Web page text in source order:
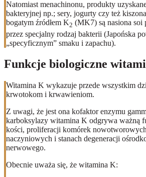
Natomiast menachinonu, produkty
bakteryjnej np.; sery, jogurty czy też
bogatym źródłem K2 (MK7) są nasiona soi
przez specjalny rodzaj bakterii (Japońska
„specyficznym” smaku i zapachu).
Funkcje biologiczne
Witamina K wykazuje przede wszystkim
krwotokom i krwawieniom.
Z uwagi, że jest ona kofaktor enzymu
karboksylazy witamina K odgrywa ważną
kości, proliferacji komórek
naczyniowych i stanach degeneracji
nerwowego.
Obecnie uważa się, że witamina K: